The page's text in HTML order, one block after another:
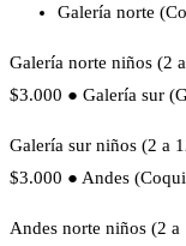
Galería norte
Galería norte niños (2
$3.000 ● Galería sur
Galería sur niños (2 a
$3.000 ● Andes
Andes norte niños (2